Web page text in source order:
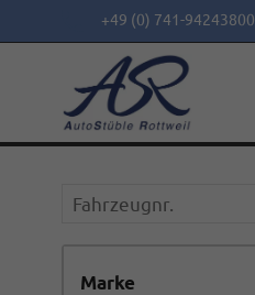
+49 (0) 741-94243800
Fahrzeugnr.
Marke